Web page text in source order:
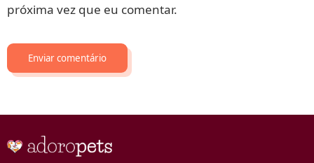
próxima vez que eu comentar.